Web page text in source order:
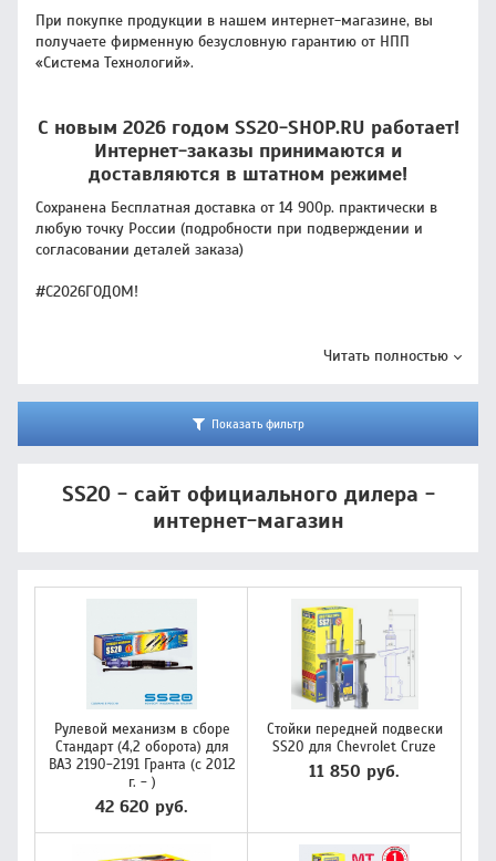
При покупке продукции в нашем интернет-магазине, вы
получаете фирменную безусловную гарантию от НПП
«Система Технологий».
С новым 2026 годом SS20-SHOP.RU работает!
Интернет-заказы принимаются и
доставляются в штатном режиме!
Сохранена Бесплатная доставка от 14 900р. практически в
любую точку России (подробности при подверждении и
согласовании деталей заказа)
#С2026ГОДОМ!
Читать полностью
Показать фильтр
SS20 - сайт официального дилера -
интернет-магазин
Рулевой механизм в сборе
Стандарт (4,2 оборота) для
ВАЗ 2190-2191 Гранта (с 2012
г. - )
42 620 руб.
Стойки передней подвески
SS20 для Chevrolet Cruze
11 850 руб.